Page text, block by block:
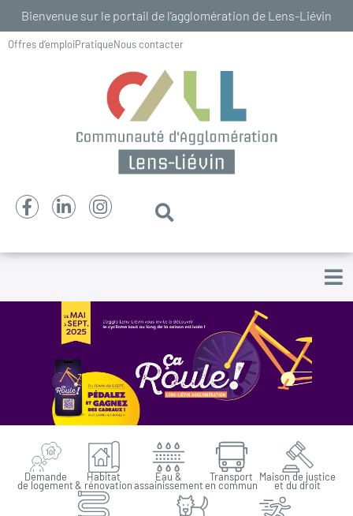
Bienvenue sur le portail de l’agglomération de Lens-Liévin
Offres d’emploiPratiqueNous contacter
Le territoire
La CALL
Vos services
Les projets
Demande
de logement
Habitat
& rénovation
Eau &
assainissement
Transport
en commun
Maison de justice
et du droit